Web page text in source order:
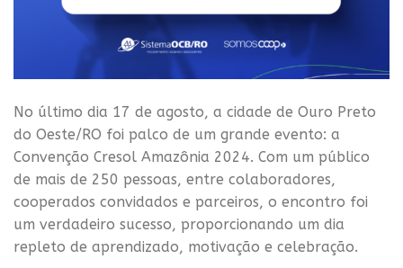
No último dia 17 de agosto, a cidade de Ouro Preto
do Oeste/RO foi palco de um grande evento: a
Convenção Cresol Amazônia 2024. Com um público
de mais de 250 pessoas, entre colaboradores,
cooperados convidados e parceiros, o encontro foi
um verdadeiro sucesso, proporcionando um dia
repleto de aprendizado, motivação e celebração.